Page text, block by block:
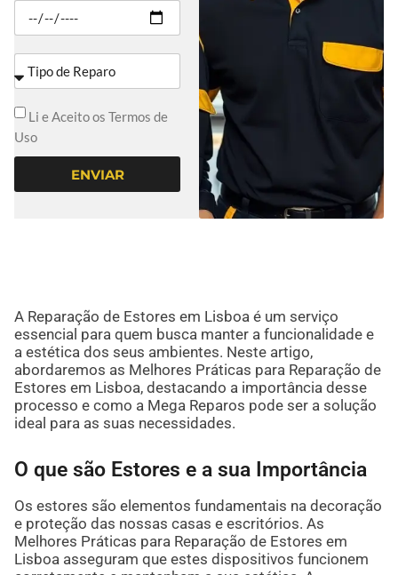
Li e Aceito os Termos de
Uso
ENVIAR
A Reparação de Estores em Lisboa é um serviço
essencial para quem busca manter a funcionalidade e
a estética dos seus ambientes. Neste artigo,
abordaremos as Melhores Práticas para Reparação de
Estores em Lisboa, destacando a importância desse
processo e como a Mega Reparos pode ser a solução
ideal para as suas necessidades.
O que são Estores e a sua Importância
Os estores são elementos fundamentais na decoração
e proteção das nossas casas e escritórios. As
Melhores Práticas para Reparação de Estores em
Lisboa asseguram que estes dispositivos funcionem